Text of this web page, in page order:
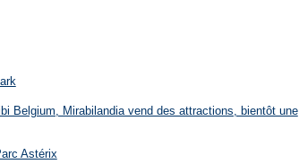
Belgium, Mirabilandia vend des attractions, bientôt une
Astérix